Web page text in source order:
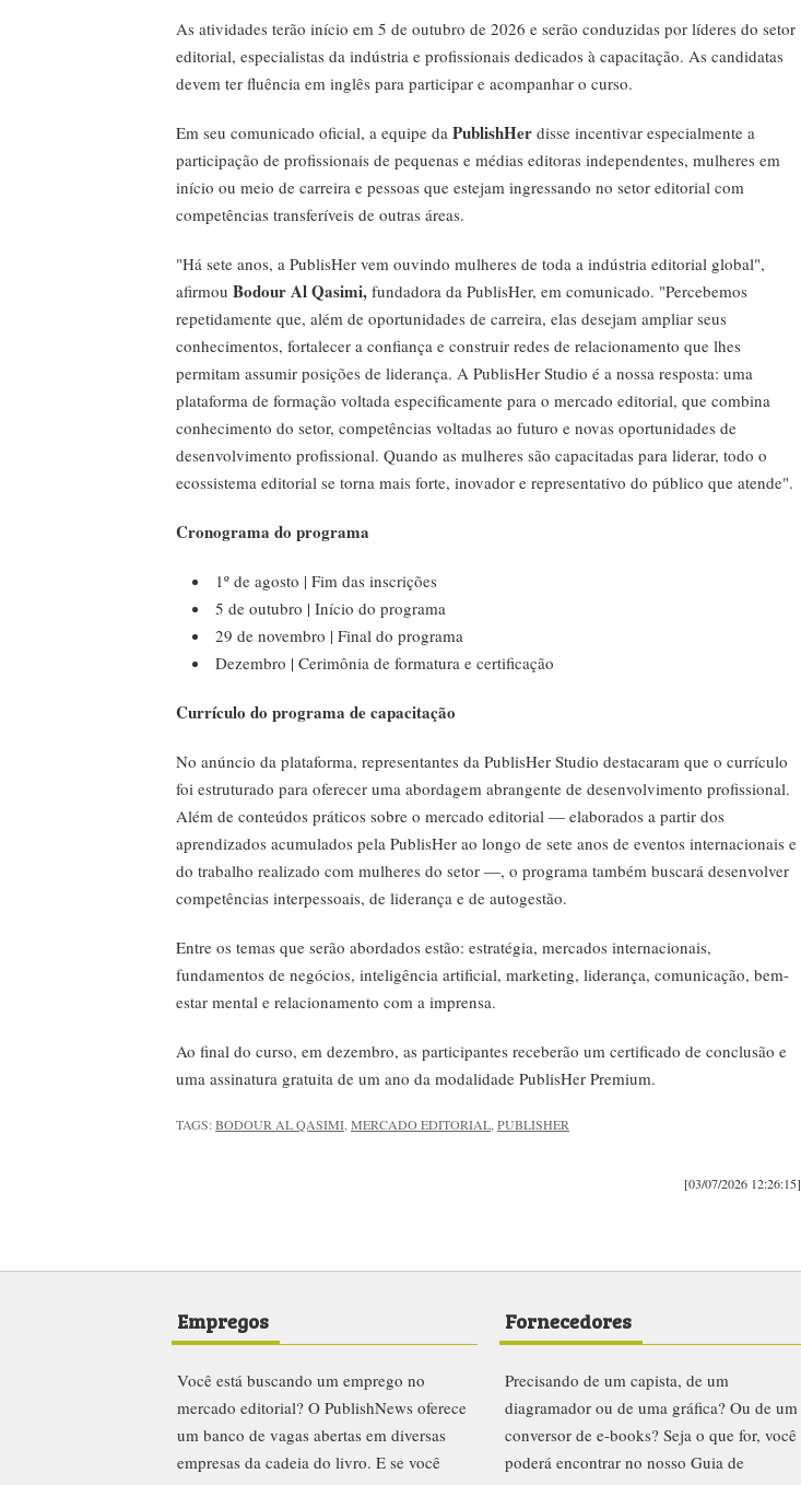
As atividades terão início em 5 de outubro de 2026 e serão conduzidas por líderes do setor
editorial, especialistas da indústria e profissionais dedicados à capacitação. As candidatas
devem ter fluência em inglês para participar e acompanhar o curso.
Em seu comunicado oficial, a equipe da PublishHer disse incentivar especialmente a
participação de profissionais de pequenas e médias editoras independentes, mulheres em
início ou meio de carreira e pessoas que estejam ingressando no setor editorial com
competências transferíveis de outras áreas.
"Há sete anos, a PublisHer vem ouvindo mulheres de toda a indústria editorial global",
afirmou Bodour Al Qasimi, fundadora da PublisHer, em comunicado. "Percebemos
repetidamente que, além de oportunidades de carreira, elas desejam ampliar seus
conhecimentos, fortalecer a confiança e construir redes de relacionamento que lhes
permitam assumir posições de liderança. A PublisHer Studio é a nossa resposta: uma
plataforma de formação voltada especificamente para o mercado editorial, que combina
conhecimento do setor, competências voltadas ao futuro e novas oportunidades de
desenvolvimento profissional. Quando as mulheres são capacitadas para liderar, todo o
ecossistema editorial se torna mais forte, inovador e representativo do público que atende".
Cronograma do programa
1º de agosto | Fim das inscrições
5 de outubro | Início do programa
29 de novembro | Final do programa
Dezembro | Cerimônia de formatura e certificação
Currículo do programa de capacitação
No anúncio da plataforma, representantes da PublisHer Studio destacaram que o currículo
foi estruturado para oferecer uma abordagem abrangente de desenvolvimento profissional.
Além de conteúdos práticos sobre o mercado editorial — elaborados a partir dos
aprendizados acumulados pela PublisHer ao longo de sete anos de eventos internacionais e
do trabalho realizado com mulheres do setor —, o programa também buscará desenvolver
competências interpessoais, de liderança e de autogestão.
Entre os temas que serão abordados estão: estratégia, mercados internacionais,
fundamentos de negócios, inteligência artificial, marketing, liderança, comunicação, bem-
estar mental e relacionamento com a imprensa.
Ao final do curso, em dezembro, as participantes receberão um certificado de conclusão e
uma assinatura gratuita de um ano da modalidade PublisHer Premium.
TAGS:BODOUR AL QASIMI MERCADO EDITORIAL PUBLISHER
[03/07/2026 12:26:15]
Empregos
Você está buscando um emprego no
mercado editorial? O PublishNews oferece
um banco de vagas abertas em diversas
empresas da cadeia do livro. E se você
Fornecedores
Precisando de um capista, de um
diagramador ou de uma gráfica? Ou de um
conversor de e-books? Seja o que for, você
poderá encontrar no nosso Guia de